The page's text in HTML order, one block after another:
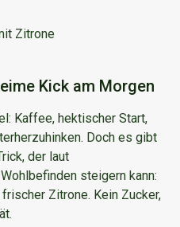
Kick am Morgen
Kaffee, hektischer Start,
Doch es gibt
der laut
steigern kann:
Zitrone. Kein Zucker,